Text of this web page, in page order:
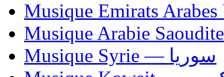
Musique Syrie — سوريا